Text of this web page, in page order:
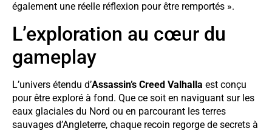
également une réelle réflexion pour être remportés ».
L’exploration au cœur du
gameplay
L’univers étendu d’Assassin’s Creed Valhalla est conçu
pour être exploré à fond. Que ce soit en naviguant sur les
eaux glaciales du Nord ou en parcourant les terres
sauvages d’Angleterre, chaque recoin regorge de secrets à